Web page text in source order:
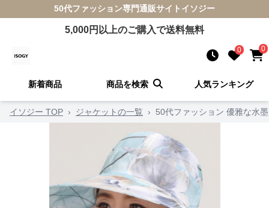
50代ファッション専門通販サイト イソジー
5,000円以上のご購入で送料無料
0 0
新着商品 商品を検索 人気ランキング
イソジー TOP › ジャケットの一覧 › 50代ファッション 優雅な水